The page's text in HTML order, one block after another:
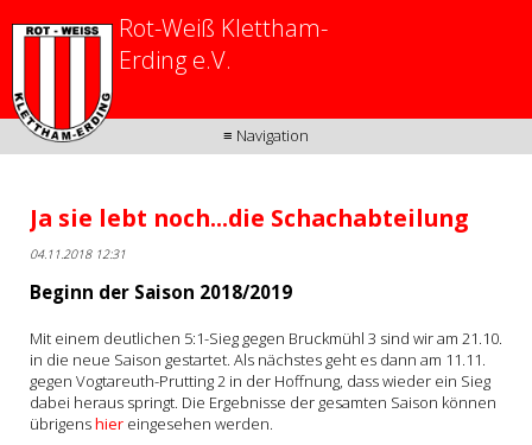
≡ Navigation
Rot-Weiß Klettham-
Erding e.V.
Ja sie lebt noch...die Schachabteilung
04.11.2018 12:31
Beginn der Saison 2018/2019
Mit einem deutlichen 5:1-Sieg gegen Bruckmühl 3 sind wir am 21.10.
in die neue Saison gestartet. Als nächstes geht es dann am 11.11.
gegen Vogtareuth-Prutting 2 in der Hoffnung, dass wieder ein Sieg
dabei heraus springt. Die Ergebnisse der gesamten Saison können
übrigenshier eingesehen werden.